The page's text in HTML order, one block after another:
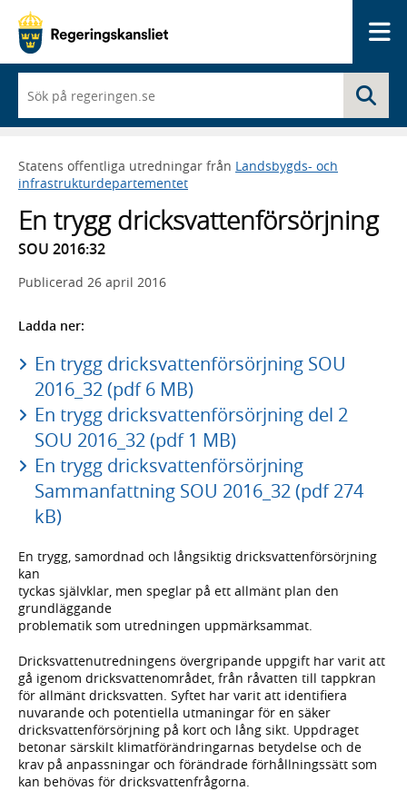
du
börjar
skriva
framträder
en
med
sökförslag
Statens offentliga utredningar från Landsbygds- och
infrastrukturdepartementet
En trygg dricksvattenförsörjning
SOU 2016:32
Publicerad 26 april 2016
Ladda ner:
En trygg dricksvattenförsörjning SOU
2016_32 (pdf 6 MB)
En trygg dricksvattenförsörjning del 2
SOU 2016_32 (pdf 1 MB)
En trygg dricksvattenförsörjning
Sammanfattning SOU 2016_32 (pdf 274
kB)
En trygg, samordnad och långsiktig dricksvattenförsörjning
kan
tyckas självklar, men speglar på ett allmänt plan den
grundläggande
problematik som utredningen uppmärksammat.
Dricksvattenutredningens övergripande uppgift har varit att
gå igenom dricksvattenområdet, från råvatten till tappkran
för allmänt dricksvatten. Syftet har varit att identifiera
nuvarande och potentiella utmaningar för en säker
dricksvattenförsörjning på kort och lång sikt. Uppdraget
betonar särskilt klimatförändringarnas betydelse och de
krav på anpassningar och förändrade förhållningssätt som
kan behövas för dricksvattenfrågorna.